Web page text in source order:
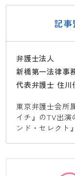
記
弁護士法人
新橋第一法律事
代表弁護士 住川
東京弁護士会所
イチ』のTV出
ンド・セレクト